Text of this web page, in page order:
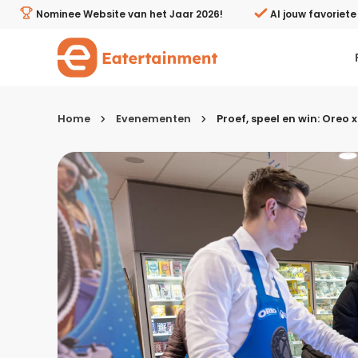
Proef, speel en win: Oreo x Xbox in Albert Heijn
Nominee Website van het Jaar 2026! Al jouw
Kies je menugang
Ontbijt
Lunch & brunch
Tussendoortjes
Voor- & tussengerechten
Home Evenementen Proef, speel en win: Oreo